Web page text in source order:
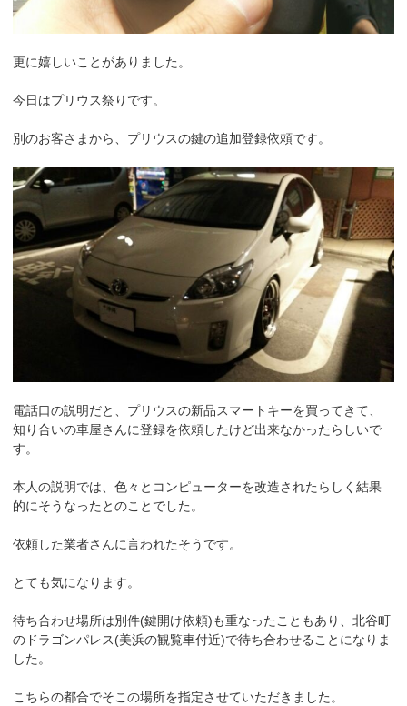
更に嬉しいことがありました。
今日はプリウス祭りです。
別のお客さまから、プリウスの鍵の追加登録依頼です。
電話口の説明だと、プリウスの新品スマートキーを買ってきて、
知り合いの車屋さんに登録を依頼したけど出来なかったらしいで
す。
本人の説明では、色々とコンピューターを改造されたらしく結果
的にそうなったとのことでした。
依頼した業者さんに言われたそうです。
とても気になります。
待ち合わせ場所は別件(鍵開け依頼)も重なったこともあり、北谷町
のドラゴンパレス(美浜の観覧車付近)で待ち合わせることになりま
した。
こちらの都合でそこの場所を指定させていただきました。